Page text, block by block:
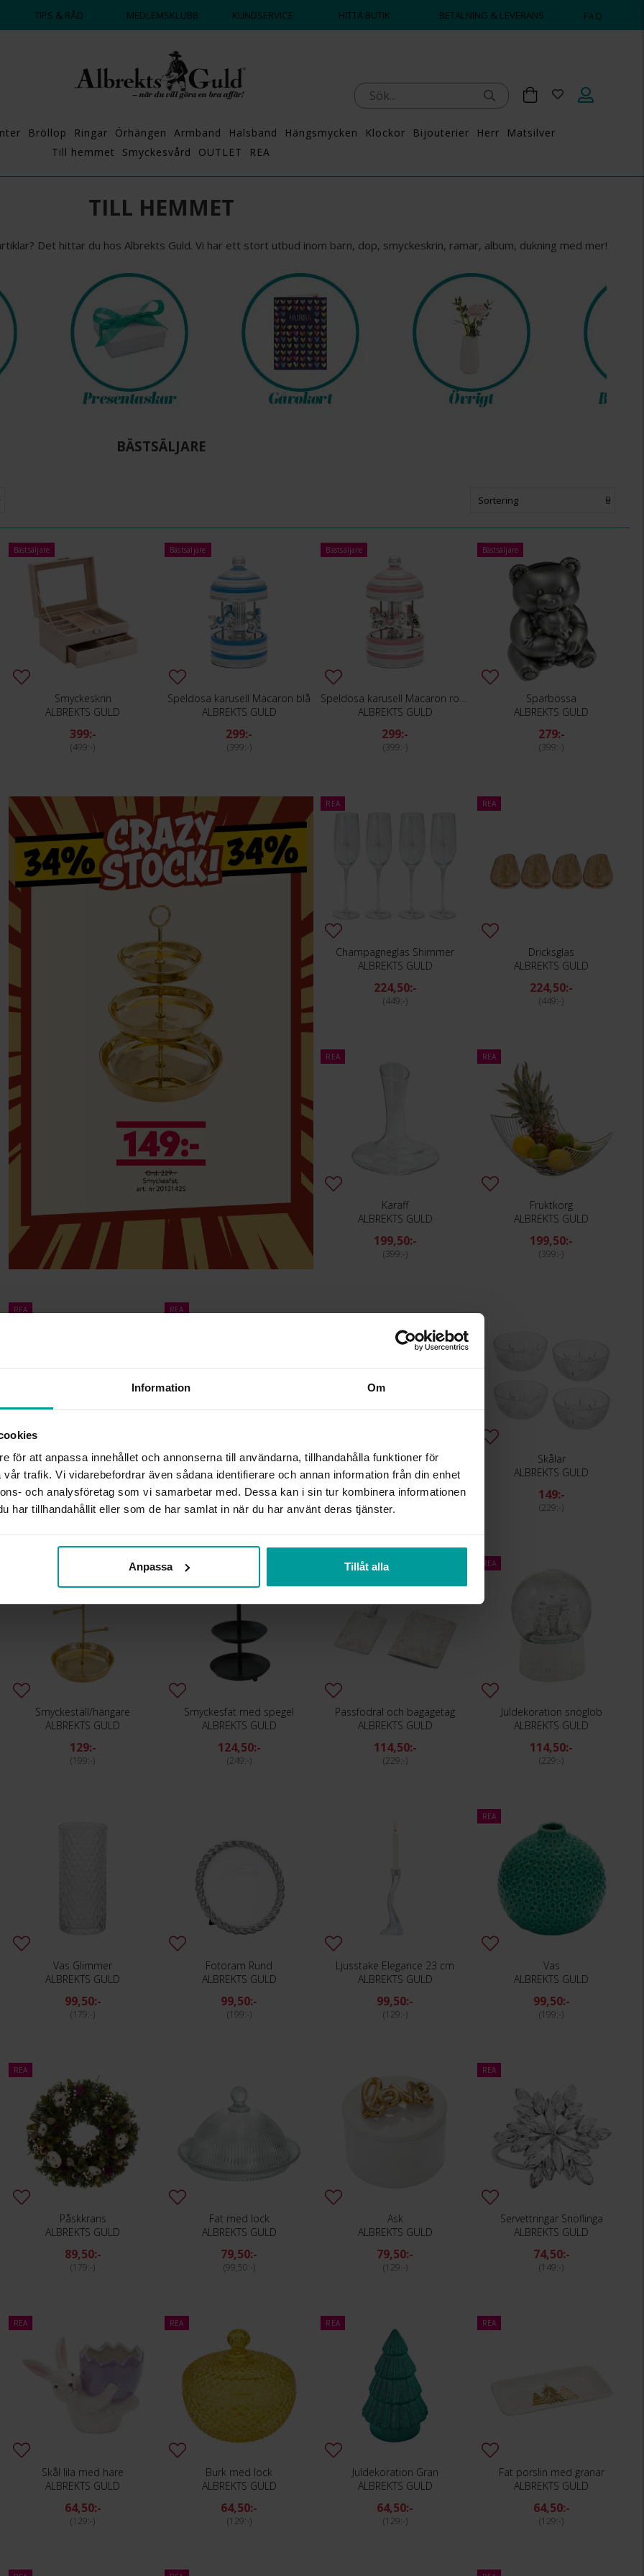
Information Om
för att anpassa innehållet och annonserna till användarna, tillhandahålla funktioner för
trafik. Vi vidarebefordrar även sådana identifierare och annan information från din enhet
och analysföretag som vi samarbetar med. Dessa kan i sin tur kombinera informationen
har tillhandahållit eller som de har samlat in när du har använt deras tjänster.
Anpassa Tillåt alla
TIPS & RÅD MEDLEMSKLUBB KUNDSERVICE HITTA BUTIK BETALNING & LEVERANS FAQ
Bröllop Ringar Örhängen Armband Halsband Hängsmycken Klockor Bijouterier Herr
Matsilver
Till hemmet
Smyckesvård OUTLET REA
TILL HEMMET
Det hittar du hos Albrekts Guld. Vi har ett stort utbud inom barn, dop, smyckeskrin, ramar, album, dukning med mer!
BÄSTSÄLJARE
Sortering
Bästsäljare
Smyckeskrin
ALBREKTS GULD
399:-
499:-
Bästsäljare
Speldosa karusell Macaron blå
ALBREKTS GULD
299:-
399:-
Bästsäljare
Speldosa karusell Macaron rosa
ALBREKTS GULD
299:-
399:-
Bästsäljare
Sparbössa
ALBREKTS GULD
279:-
399:-
REA
Champagneglas Shimmer
ALBREKTS GULD
224,50:-
449:-
REA
Dricksglas
ALBREKTS GULD
224,50:-
449:-
REA
Karaff
ALBREKTS GULD
199,50:-
399:-
REA
Fruktkorg
ALBREKTS GULD
199,50:-
399:-
REA
Servettring Blad
ALBREKTS GULD
189,50:-
379:-
REA
Smyckeskrin Trollslända
ALBREKTS GULD
149,50:-
299:-
Smyckesfat 3 vån
ALBREKTS GULD
149:-
229:-
Skålar
ALBREKTS GULD
149:-
229:-
Smyckeställ/hängare
ALBREKTS GULD
129:-
199:-
REA
Smyckesfat med spegel
ALBREKTS GULD
124,50:-
249:-
Passfodral och bagagetag
ALBREKTS GULD
114,50:-
229:-
REA
Juldekoration snöglob
ALBREKTS GULD
114,50:-
229:-
Vas Glimmer
ALBREKTS GULD
99,50:-
179:-
Fotoram Rund
ALBREKTS GULD
99,50:-
199:-
Ljusstake Elegance 23 cm
ALBREKTS GULD
99,50:-
129:-
REA
Vas
ALBREKTS GULD
99,50:-
199:-
REA
Påskkrans
ALBREKTS GULD
89,50:-
179:-
Fat med lock
ALBREKTS GULD
79,50:-
99,50:-
Ask
ALBREKTS GULD
79,50:-
129:-
REA
Servettringar Snöflinga
ALBREKTS GULD
74,50:-
149:-
REA
Skål lila med hare
ALBREKTS GULD
64,50:-
129:-
REA
Burk med lock
ALBREKTS GULD
64,50:-
129:-
REA
Juldekoration Gran
ALBREKTS GULD
64,50:-
129:-
REA
Fat porslin med granar
ALBREKTS GULD
64,50:-
129:-